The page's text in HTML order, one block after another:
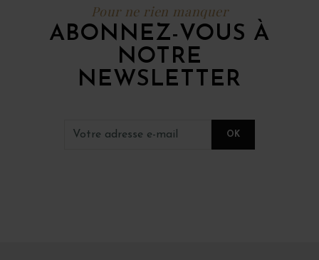
Pour ne rien manquer
ABONNEZ-VOUS À
NOTRE
NEWSLETTER